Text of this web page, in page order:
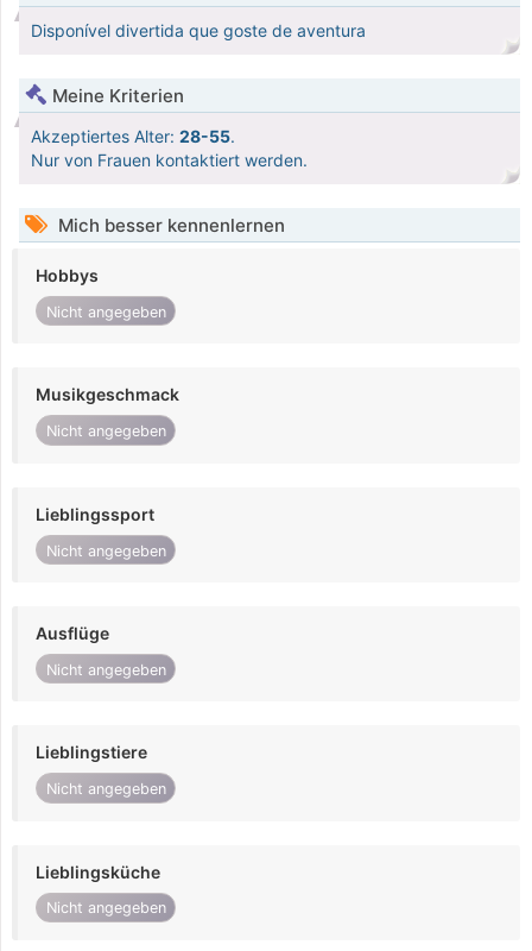
Disponível divertida que goste de aventura
Meine Kriterien
Akzeptiertes Alter: 28-55.
Nur von Frauen kontaktiert werden.
Mich besser kennenlernen
Hobbys
Nicht angegeben
Musikgeschmack
Nicht angegeben
Lieblingssport
Nicht angegeben
Ausflüge
Nicht angegeben
Lieblingstiere
Nicht angegeben
Lieblingsküche
Nicht angegeben